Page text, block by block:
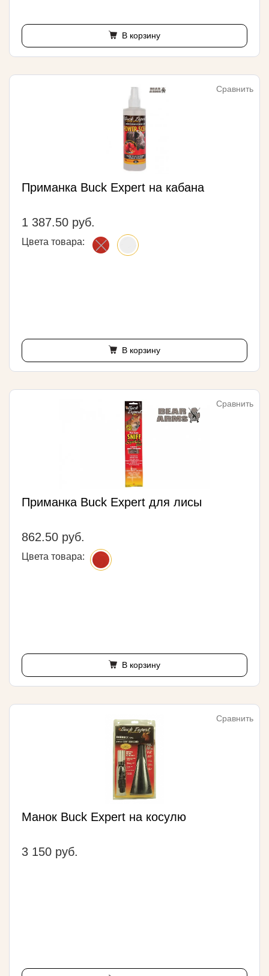
В корзину
Сравнить
Приманка Buck Expert на кабана
1 387.50 руб.
Цвета товара:
В корзину
Сравнить
Приманка Buck Expert для лисы
862.50 руб.
Цвета товара:
В корзину
Сравнить
Манок Buck Expert на косулю
3 150 руб.